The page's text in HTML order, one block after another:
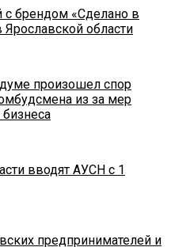
с брендом «Сделано в
области
произошел спор
из за мер
вводят АУСН с 1
предпринимателей и